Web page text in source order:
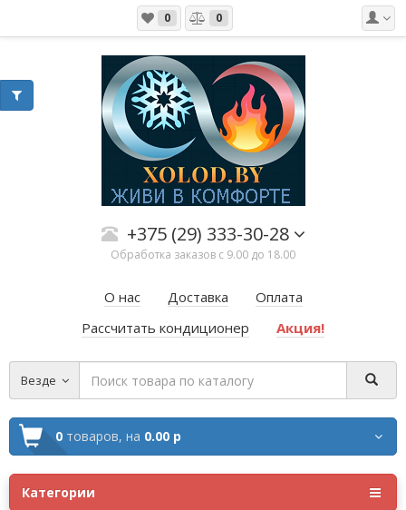
0 0
+375 (29) 333-30-28
Обработка заказов с 9.00 до 18.00
О нас Доставка
Оплата
Рассчитать кондиционер
Акция!
Везде
0 товаров, на 0.00 р
Категории